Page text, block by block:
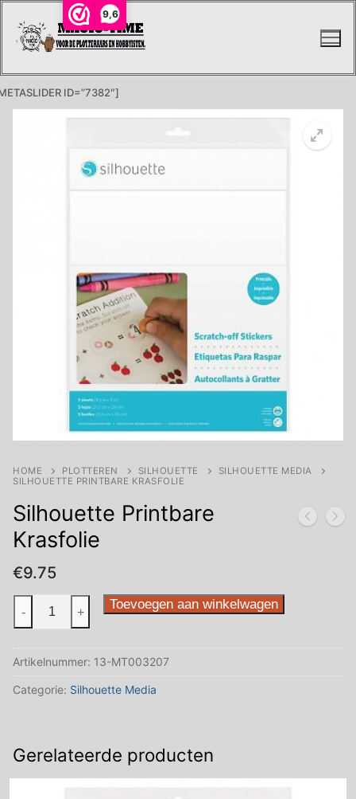
9,6
naar
ID=”7382″]
HOME PLOTTEREN SILHOUETTE
SILHOUETTE MEDIA
SILHOUETTE PRINTBARE KRASFOLIE
Silhouette Printbare
Krasfolie
€9.75
Silhouette
Printbare
aantal
- + Toevoegen aan winkelwagen
Artikelnummer: 13-MT003207
Categorie: Silhouette Media
Gerelateerde producten